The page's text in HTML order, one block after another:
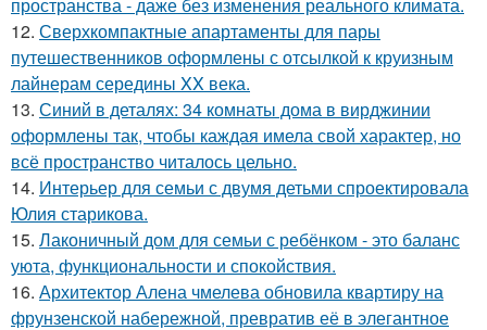
12. Сверхкомпактные апартаменты для пары
путешественников оформлены с отсылкой к круизным
лайнерам середины XX века.
13. Синий в деталях: 34 комнаты дома в вирджинии
оформлены так, чтобы каждая имела свой характер, но
всё пространство читалось цельно.
14. Интерьер для семьи с двумя детьми спроектировала
Юлия старикова.
15. Лаконичный дом для семьи с ребёнком - это баланс
уюта, функциональности и спокойствия.
16. Архитектор Алена чмелева обновила квартиру на
фрунзенской набережной, превратив её в элегантное